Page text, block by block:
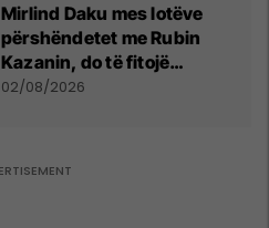
Mirlind Daku mes lotëve
përshëndetet me Rubin
Kazanin, do të fitojë
miliona te Spartak Moska
02/08/2026